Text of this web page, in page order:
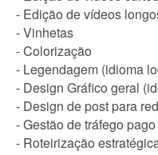
- Edição de vídeos
- Vinhetas
- Colorização
- Legendagem (idioma
- Design Gráfico geral
- Design de post para
- Gestão de tráfego pago
- Roteirização